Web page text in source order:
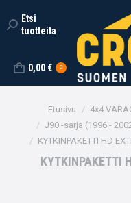
Search:
Etsi
tuotteita
0,00 € 0
You are here:
Etusivu 4x4
J90 -sarja (1996 -
KYTKINPAKETTI HD
KYTKINPAKETTI